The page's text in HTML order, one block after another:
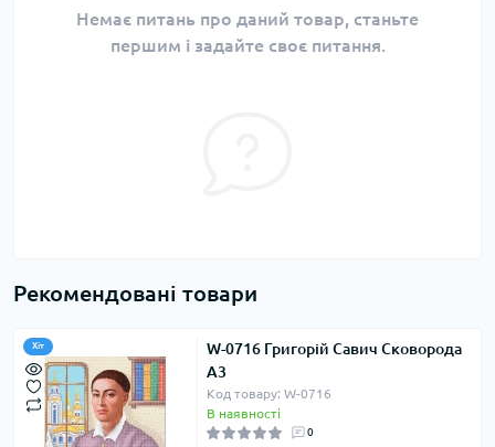
Немає питань про даний товар, станьте
першим і задайте своє питання.
Рекомендовані товари
Хіт
W-0716 Григорій Савич Сковорода
А3
Код товару: W-0716
В наявності
0